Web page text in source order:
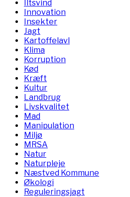
Iltsvind
Innovation
Insekter
Jagt
Kartoffelavl
Klima
Korruption
Kød
Kræft
Kultur
Landbrug
Livskvalitet
Mad
Manipulation
Miljø
MRSA
Natur
Naturpleje
Næstved Kommune
Økologi
Reguleringsjagt